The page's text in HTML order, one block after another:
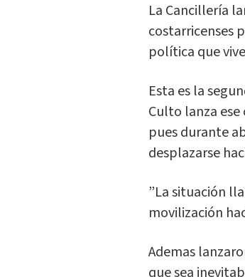
La Cancillería
costarricenses
política que
Esta es la
Culto lanza ese
pues durante
desplazarse
”La situación
movilización
Ademas
que sea